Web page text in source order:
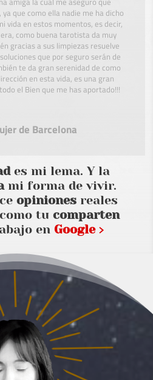
que como ella nadie me ha dicho
vida en estos momentos, es decir,
como buena tarotista da muy
gracias a sus limpiezas resuelve
que por seguro serán de
te da gran serenidad de como
en esta vida, es una gran
el Bien que me has aportado!!!
de Barcelona
es mi lema. Y la
mi forma de vivir.
opiniones reales
tucomparten
en Google ›